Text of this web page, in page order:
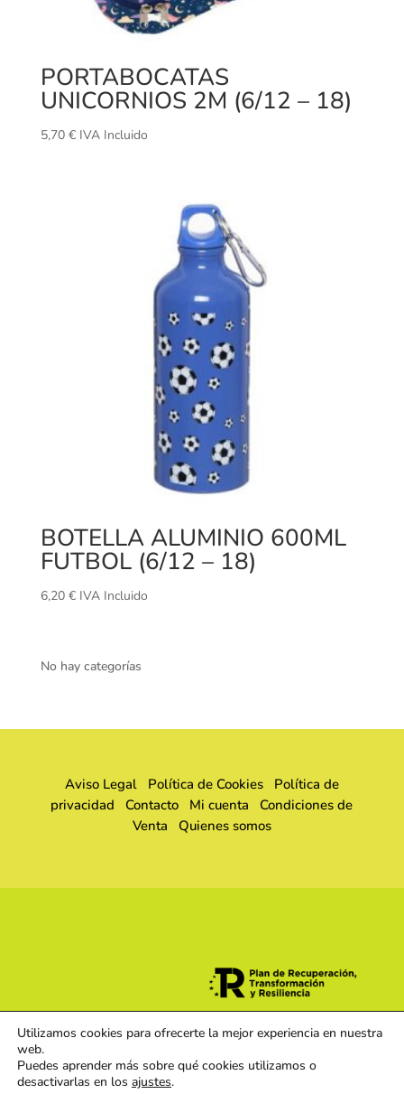
PORTABOCATAS
UNICORNIOS 2M (6/12 – 18)
5,70 € IVA Incluido
BOTELLA ALUMINIO 600ML
FUTBOL (6/12 – 18)
6,20 € IVA Incluido
No hay categorías
Aviso Legal Política de Cookies
Política de
privacidad
Contacto Mi cuenta
Condiciones de
Venta Quienes somos
Utilizamos cookies para ofrecerte la mejor experiencia en nuestra
web.
Puedes aprender más sobre qué cookies utilizamos o
desactivarlas en los ajustes.